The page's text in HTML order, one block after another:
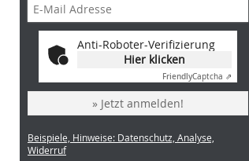
Anti-Roboter-Verifizierung
Hier klicken
FriendlyCaptcha ⇗
» Jetzt anmelden!
Beispiele, Hinweise: Datenschutz, Analyse,
Widerruf